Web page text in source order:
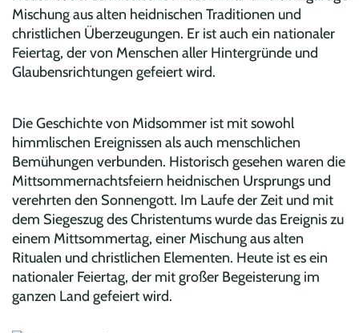
Mischung aus alten heidnischen Traditionen und
christlichen Überzeugungen. Er ist auch ein nationaler
Feiertag, der von Menschen aller Hintergründe und
Glaubensrichtungen gefeiert wird.
Die Geschichte von Midsommer ist mit sowohl
himmlischen Ereignissen als auch menschlichen
Bemühungen verbunden. Historisch gesehen waren die
Mittsommernachtsfeiern heidnischen Ursprungs und
verehrten den Sonnengott. Im Laufe der Zeit und mit
dem Siegeszug des Christentums wurde das Ereignis zu
einem Mittsommertag, einer Mischung aus alten
Ritualen und christlichen Elementen. Heute ist es ein
nationaler Feiertag, der mit großer Begeisterung im
ganzen Land gefeiert wird.